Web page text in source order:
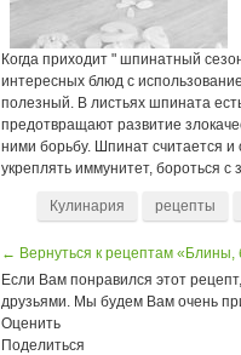
Когда приходит " шпинатный
интересных блюд с
полезный. В листьях шпината
предотвращают развитие
ними борьбу. Шпинат считается
укреплять иммунитет, бороться
Кулинария рецепты
← Вернуться к рецептам «Блины,
Если Вам понравился этот
друзьями. Мы будем Вам очень
Оценить
Поделиться